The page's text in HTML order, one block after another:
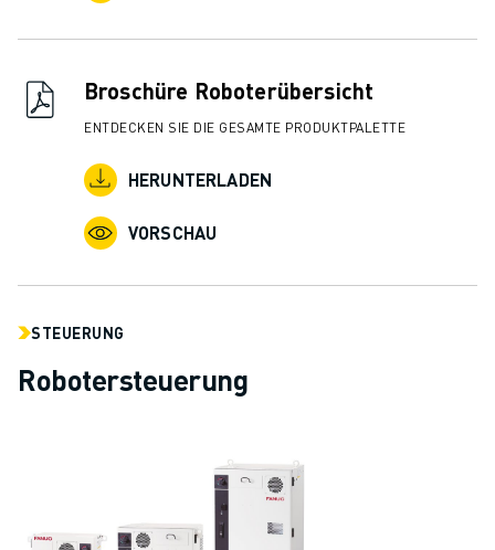
Broschüre Roboterübersicht
ENTDECKEN SIE DIE GESAMTE PRODUKTPALETTE
HERUNTERLADEN
VORSCHAU
STEUERUNG
Robotersteuerung